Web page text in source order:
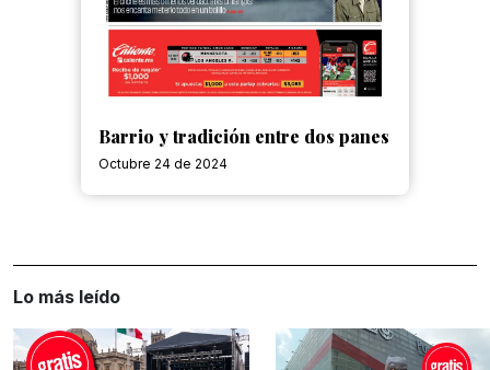
Barrio y tradición entre dos panes
Octubre 24 de 2024
Lo más leído